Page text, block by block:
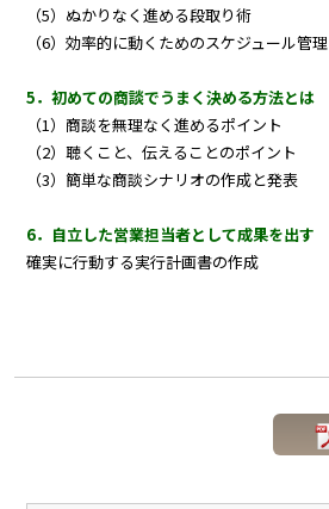
（5）ぬかりなく進める段取り術
（6）効率的に動くためのスケジュール管理
5．初めての商談でうまく決める方法とは
（1）商談を無理なく進めるポイント
（2）聴くこと、伝えることのポイント
（3）簡単な商談シナリオの作成と発表
6．自立した営業担当者として成果を出す
確実に行動する実行計画書の作成